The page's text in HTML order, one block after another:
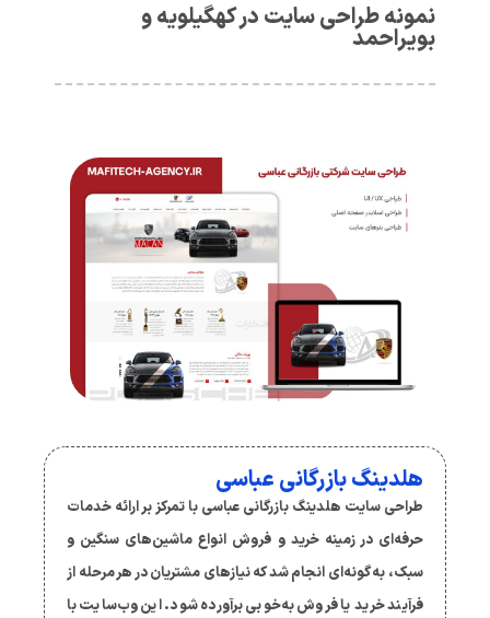
نمونه طراحی سایت در کهگیلویه و
بویراحمد
هلدینگ بازرگانی عباسی
طراحی سایت هلدینگ بازرگانی عباسی با تمرکز بر ارائه خدمات
حرفه‌ای در زمینه خرید و فروش انواع ماشین‌های سنگین و
سبک، به گونه‌ای انجام شد که نیازهای مشتریان در هر مرحله از
فرآیند خرید یا فروش به‌خوبی برآورده شود. این وب‌سایت با